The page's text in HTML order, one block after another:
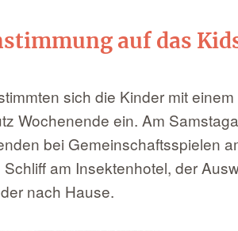
auf das
sich die Kinder mit
Wochenende ein. Am
bei Gemeinschaftsspielen
am Insektenhotel, der
nach Hause.